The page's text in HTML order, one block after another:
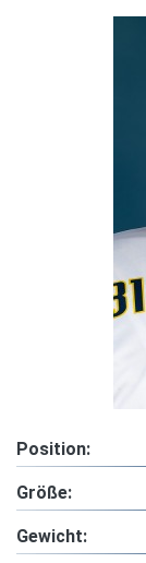
Position:
Größe:
Gewicht: